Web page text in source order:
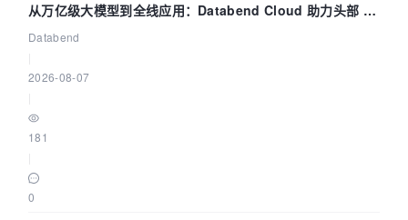
从万亿级大模型到全线应用：Databend Cloud 助力头部 AI
企业构建全链路 Trace 数据管道
Databend
2026-08-07
181
0